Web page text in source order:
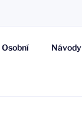
Osobní Návody